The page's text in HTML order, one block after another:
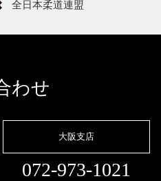
全日本柔道連盟
わせ
大阪支店
072-973-1021